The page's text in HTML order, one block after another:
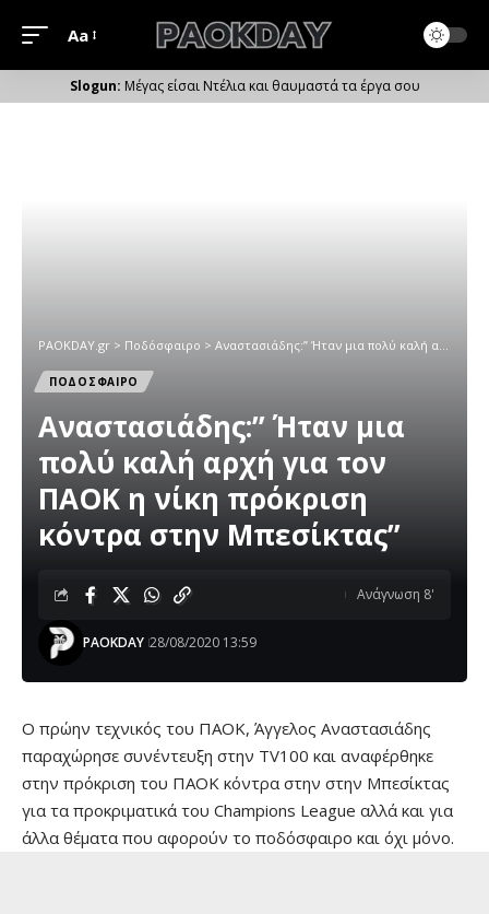
Μέγεθος
Γραμματοσειράς
Aa
Μέγας είσαι Ντέλια και θαυμαστά τα έργα σου
PAOKDAY.gr > Ποδόσφαιρο > Αναστασιάδης:” Ήταν μια πολύ καλή αρχή για τον ΠΑΟΚ η νίκη πρόκριση κόντρα στην Μπεσίκτας”
ΠΟΔΟΣΦΑΙΡΟ
Αναστασιάδης:” Ήταν μια
πολύ καλή αρχή για τον
ΠΑΟΚ η νίκη πρόκριση
κόντρα στην Μπεσίκτας”
PAOKDAY 28/08/2020 13:59
Ανάγνωση 8'
O πρώην τεχνικός του ΠΑΟΚ, Άγγελος Αναστασιάδης
παραχώρησε συνέντευξη στην TV100 και αναφέρθηκε
στην πρόκριση του ΠΑΟΚ κόντρα στην στην Μπεσίκτας
για τα προκριματικά του Champions League αλλά και για
άλλα θέματα που αφορούν το ποδόσφαιρο και όχι μόνο.